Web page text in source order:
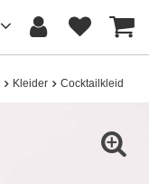
Kleider Cocktailkleider /